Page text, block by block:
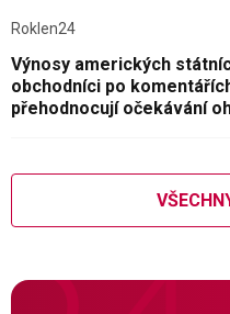
Roklen24
Výnosy amerických
obchodníci po
přehodnocují očekávání